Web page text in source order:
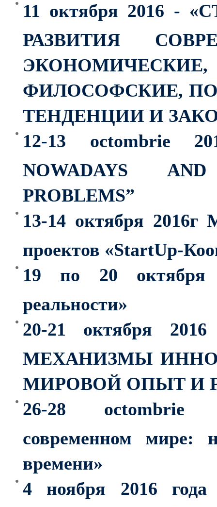
11 октября 2016 -
РАЗВИТИЯ
ФИЛОСОФСКИЕ,
ТЕНДЕНЦИИ И
12-13 octombrie
NOWADAYS
PROBLEMS”
13-14 октября 2016г
проектов «StartUp-
19 по 20 октября
реальности»
20-21 октября
МЕХАНИЗМЫ
МИРОВОЙ ОПЫТ И
26-28 octombrie
современном мире:
времени»
4 ноября 2016